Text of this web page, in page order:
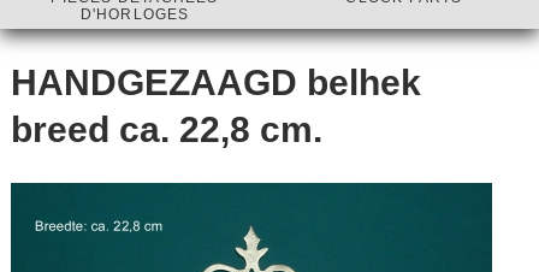
D'HORLOGES
HANDGEZAAGD belhek
breed ca. 22,8 cm.